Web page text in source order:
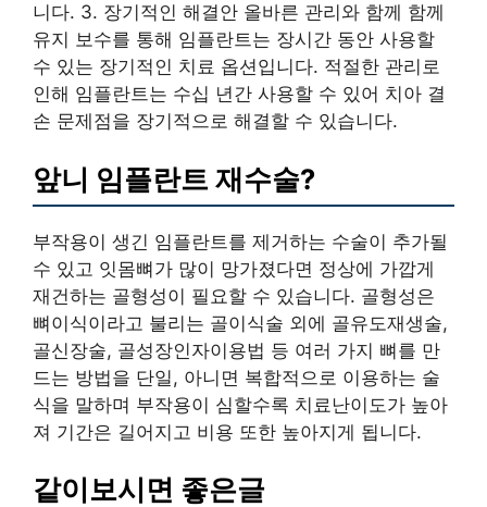
니다. 3. 장기적인 해결안 올바른 관리와 함께 함께
유지 보수를 통해 임플란트는 장시간 동안 사용할
수 있는 장기적인 치료 옵션입니다. 적절한 관리로
인해 임플란트는 수십 년간 사용할 수 있어 치아 결
손 문제점을 장기적으로 해결할 수 있습니다.
앞니 임플란트 재수술?
부작용이 생긴 임플란트를 제거하는 수술이 추가될
수 있고 잇몸뼈가 많이 망가졌다면 정상에 가깝게
재건하는 골형성이 필요할 수 있습니다. 골형성은
뼈이식이라고 불리는 골이식술 외에 골유도재생술,
골신장술, 골성장인자이용법 등 여러 가지 뼈를 만
드는 방법을 단일, 아니면 복합적으로 이용하는 술
식을 말하며 부작용이 심할수록 치료난이도가 높아
져 기간은 길어지고 비용 또한 높아지게 됩니다.
같이보시면 좋은글